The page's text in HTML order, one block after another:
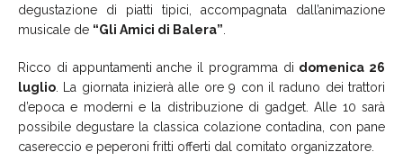
degustazione di piatti tipici, accompagnata dall’animazione
musicale de “Gli Amici di Balera”
Ricco di appuntamenti anche il programma di domenica 26
luglio . La giornata inizierà alle ore 9 con il raduno dei trattori
d’epoca e moderni e la distribuzione di gadget. Alle 10 sarà
possibile degustare la classica colazione contadina, con pane
casereccio e peperoni fritti offerti dal comitato organizzatore.